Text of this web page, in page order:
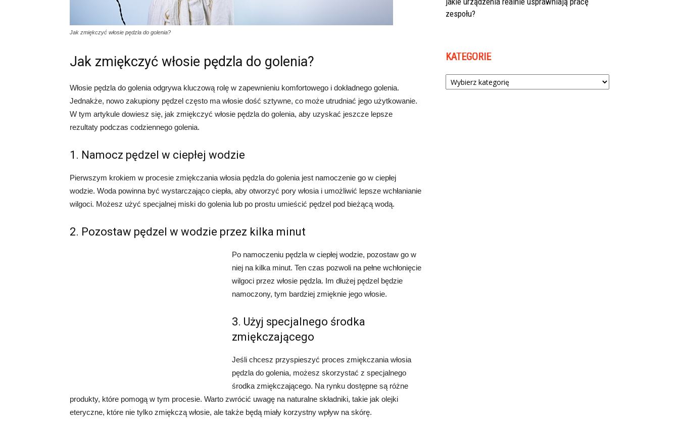
Jak zmiękczyć włosie pędzla do golenia?
Jak zmiękczyć włosie pędzla do golenia?
Włosie pędzla do golenia odgrywa kluczową rolę w zapewnieniu komfortowego i dokładnego golenia.
Jednakże, nowo zakupiony pędzel często ma włosie dość sztywne, co może utrudniać jego użytkowanie.
W tym artykule dowiesz się, jak zmiękczyć włosie pędzla do golenia, aby uzyskać jeszcze lepsze
rezultaty podczas codziennego golenia.
1. Namocz pędzel w ciepłej wodzie
Pierwszym krokiem w procesie zmiękczania włosia pędzla do golenia jest namoczenie go w ciepłej
wodzie. Woda powinna być wystarczająco ciepła, aby otworzyć pory włosia i umożliwić lepsze wchłanianie
wilgoci. Możesz użyć specjalnej miski do golenia lub po prostu umieścić pędzel pod bieżącą wodą.
2. Pozostaw pędzel w wodzie przez kilka minut
Po namoczeniu pędzla w ciepłej wodzie, pozostaw go w
niej na kilka minut. Ten czas pozwoli na pełne wchłonięcie
wilgoci przez włosie pędzla. Im dłużej pędzel będzie
namoczony, tym bardziej zmięknie jego włosie.
3. Użyj specjalnego środka
zmiękczającego
Jeśli chcesz przyspieszyć proces zmiękczania włosia
pędzla do golenia, możesz skorzystać z specjalnego
środka zmiękczającego. Na rynku dostępne są różne
produkty, które pomogą w tym procesie. Warto zwrócić uwagę na naturalne składniki, takie jak olejki
eteryczne, które nie tylko zmiękczą włosie, ale także będą miały korzystny wpływ na skórę.
zespołu?
KATEGORIE
Kategorie